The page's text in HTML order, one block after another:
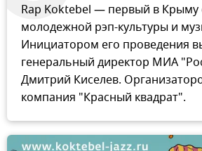
Rap Koktebel — первый в Крыму
молодежной рэп-культуры и
Инициатором его проведения
генеральный директор МИА
Дмитрий Киселев.
компания "Красный квадрат".